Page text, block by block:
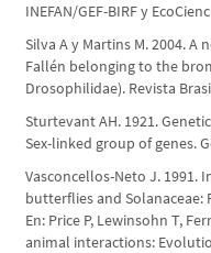
INEFAN/GEF-BIRF y
Silva A y Martins M. 2004.
Fallén belonging to the
Drosophilidae). Revista
Sturtevant AH. 1921.
Sex-linked group of genes.
Vasconcellos-Neto J.
butterflies and
En: Price P, Lewinsohn T,
animal interactions: